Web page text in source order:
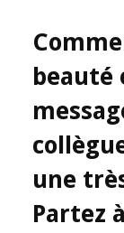
beauté
une
Partez